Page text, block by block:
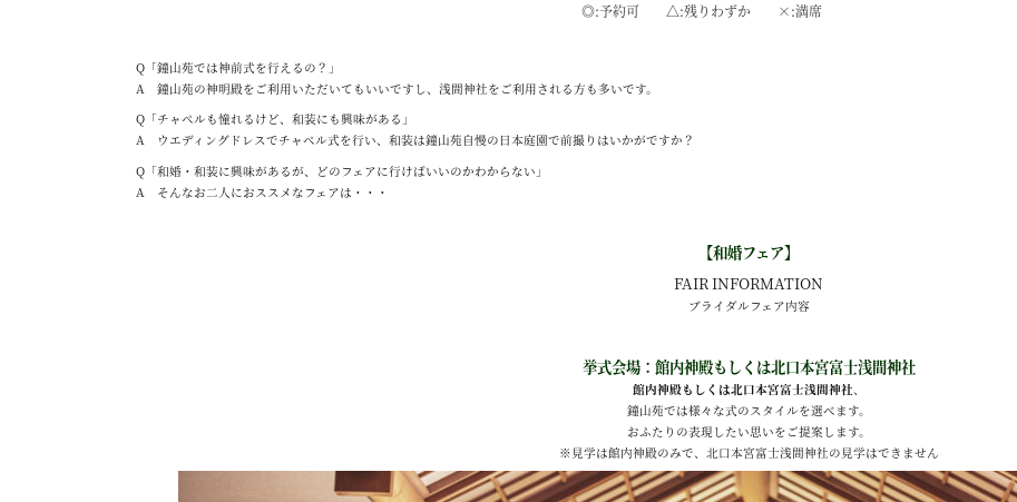
◎ 予約可 △ 残りわずか × 満席
Q「鐘山苑では神前式を行えるの？」
A 鐘山苑の神明殿をご利用いただいてもいいですし、浅間神社をご利用される方も多いです。
Q「チャペルも憧れるけど、和装にも興味がある」
A ウエディングドレスでチャペル式を行い、和装は鐘山苑自慢の日本庭園で前撮りはいかがですか？
Q「和婚・和装に興味があるが、どのフェアに行けばいいのかわからない」
A そんなお二人におススメなフェアは・・・
【和婚フェア】
FAIR INFORMATION
ブライダルフェア内容
挙式会場：館内神殿もしくは北口本宮富士浅間神社
館内神殿もしくは北口本宮富士浅間神社、
鐘山苑では様々な式のスタイルを選べます。
おふたりの表現したい思いをご提案します。
※見学は館内神殿のみで、北口本宮富士浅間神社の見学はできません